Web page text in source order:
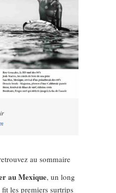
au sommaire
au Mexique, un long
les premiers surtrips